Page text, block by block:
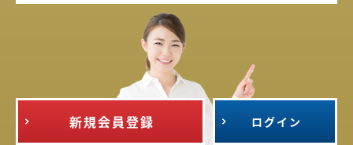
新規会員登録 ログイン